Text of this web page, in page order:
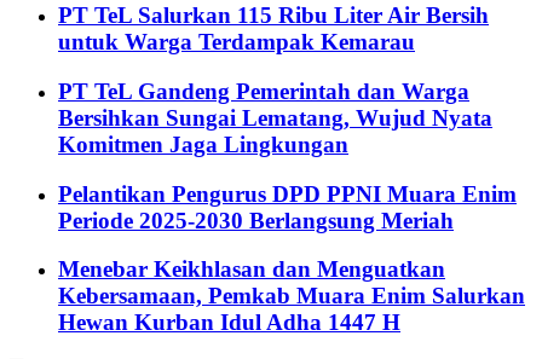
PT TeL Salurkan 115 Ribu Liter Air Bersih
untuk Warga Terdampak Kemarau
PT TeL Gandeng Pemerintah dan Warga
Bersihkan Sungai Lematang, Wujud Nyata
Komitmen Jaga Lingkungan
Pelantikan Pengurus DPD PPNI Muara Enim
Periode 2025-2030 Berlangsung Meriah
Menebar Keikhlasan dan Menguatkan
Kebersamaan, Pemkab Muara Enim Salurkan
Hewan Kurban Idul Adha 1447 H